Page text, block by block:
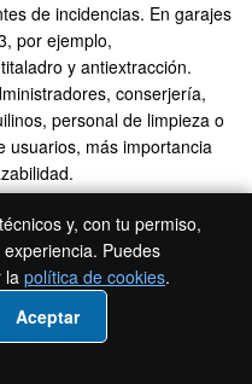
de incidencias. En garajes
por ejemplo,
y antiextracción.
conserjería,
personal de limpieza o
usuarios, más importancia
si hay puertas
el cilindro. En
instalados, seleccionamos
919931749
y, con tu permiso,
Puedes
lapolítica de cookies.
Aceptar